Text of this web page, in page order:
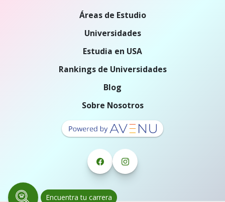
Encuentra tu carrera
Áreas de Estudio
Universidades
Estudia en USA
Rankings de Universidades
Blog
Sobre Nosotros